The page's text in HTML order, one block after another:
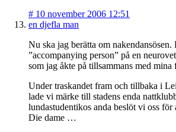
# 10 november 2006 12:51
en djefla man
Nu ska jag berätta om nakendansösen.
”accompanying person” på en
som jag åkte på tillsammans med mina
Under traskandet fram och tillbaka i
lade vi märke till stadens enda
lundastudentikos anda beslöt vi oss för
Die dame …